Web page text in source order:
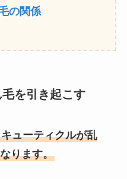
の関係
を引き起こす
ューティクルが乱
ります。